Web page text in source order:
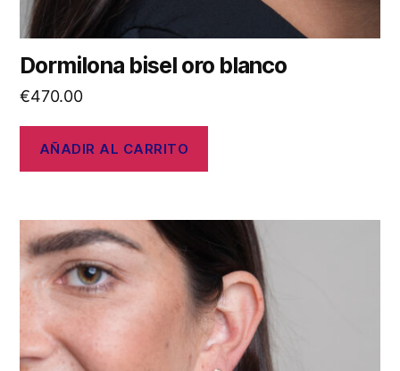
Dormilona bisel oro blanco
€470.00
AÑADIR AL CARRITO